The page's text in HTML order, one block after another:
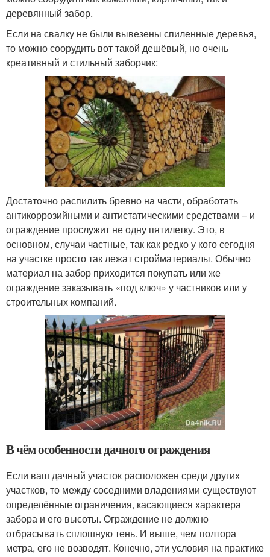
деревянный забор.
Если на свалку не были вывезены спиленные деревья,
то можно соорудить вот такой дешёвый, но очень
креативный и стильный заборчик:
Достаточно распилить бревно на части, обработать
антикоррозийными и антистатическими средствами – и
ограждение прослужит не одну пятилетку. Это, в
основном, случаи частные, так как редко у кого сегодня
на участке просто так лежат стройматериалы. Обычно
материал на забор приходится покупать или же
ограждение заказывать «под ключ» у частников или у
строительных компаний.
В чём особенности дачного ограждения
Если ваш дачный участок расположен среди других
участков, то между соседними владениями существуют
определённые ограничения, касающиеся характера
забора и его высоты. Ограждение не должно
отбрасывать сплошную тень. И выше, чем полтора
метра, его не возводят. Конечно, эти условия на практике